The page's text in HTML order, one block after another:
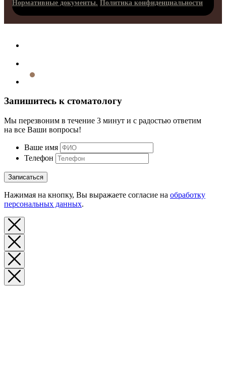
Нормативные документы. Политика конфиденциальности
Запишитесь к стоматологу
Мы перезвоним в течение 3 минут и с радостью ответим
на все Ваши вопросы!
Ваше имя
Телефон
Записаться
Нажимая на кнопку, Вы выражаете согласие на обработку
персональных данных.